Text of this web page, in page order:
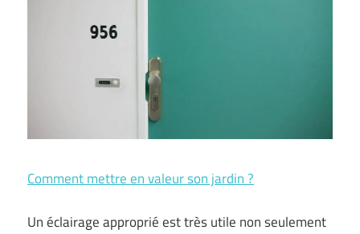
Comment mettre en valeur son jardin ?
Un éclairage approprié est très utile non seulement